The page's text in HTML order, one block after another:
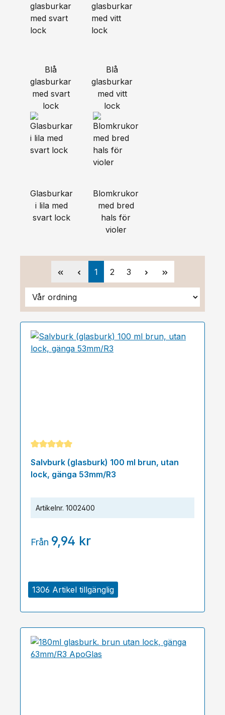
Blå
glasburkar
med svart
lock
Blå
glasburkar
med vitt
lock
Glasburkar
i lila med
svart lock
Blomkrukor
med bred
hals för
violer
Sida
1 Sida
2 Sida
3
1306 Artikel tillgänglig
Genomsnittligt betyg på 5 av 5 stjärnor
Salvburk (glasburk) 100 ml brun, utan
lock, gänga 53mm/R3
Artikelnr. 1002400
Från 9,94 kr